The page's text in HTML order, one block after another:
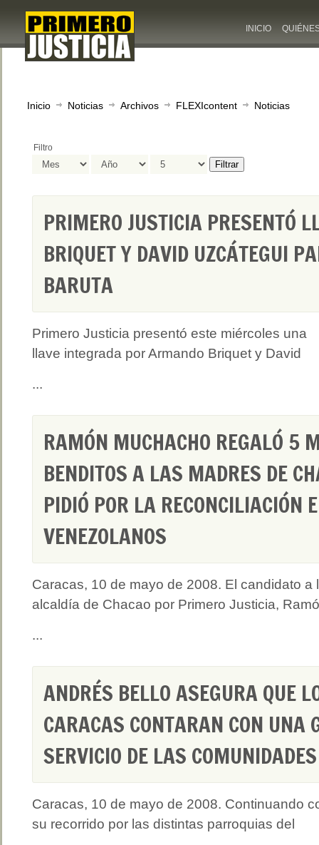
INICIO
Inicio Noticias Archivos FLEXIcontent Noticias
Filtro
Filtrar
PRIMERO JUSTICIA PRESENTÓ
BRIQUET Y DAVID UZCÁTEGUI
BARUTA
Primero Justicia presentó este miércoles una
llave integrada por Armando Briquet y David
...
RAMÓN MUCHACHO REGALÓ 5
BENDITOS A LAS MADRES DE
PIDIÓ POR LA RECONCILIACIÓN
VENEZOLANOS
Caracas, 10 de mayo de 2008. El candidato a
alcaldía de Chacao por Primero Justicia,
...
ANDRÉS BELLO ASEGURA QUE
CARACAS CONTARAN CON UNA
SERVICIO DE LAS COMUNIDADES
Caracas, 10 de mayo de 2008. Continuando
su recorrido por las distintas parroquias del